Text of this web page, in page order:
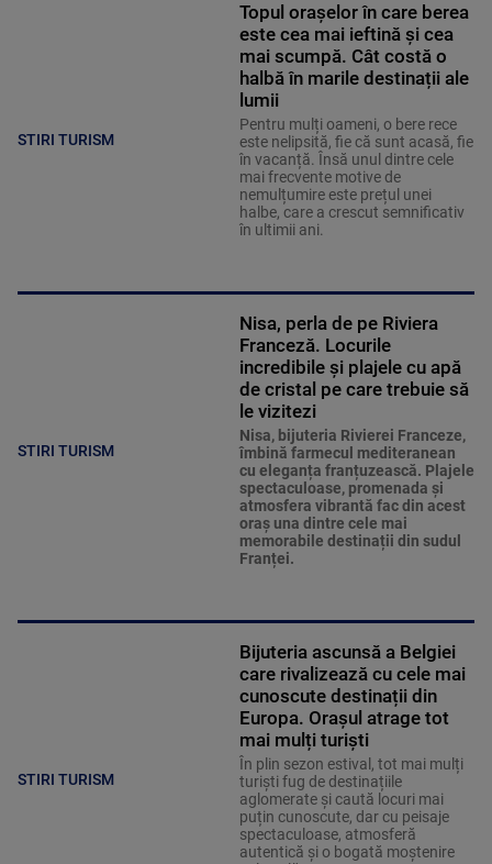
STIRI TURISM
Topul orașelor în care berea
este cea mai ieftină și cea
mai scumpă. Cât costă o
halbă în marile destinații ale
lumii
Pentru mulți oameni, o bere rece
este nelipsită, fie că sunt acasă, fie
în vacanță. Însă unul dintre cele
mai frecvente motive de
nemulțumire este prețul unei
halbe, care a crescut semnificativ
în ultimii ani.
STIRI TURISM
Nisa, perla de pe Riviera
Franceză. Locurile
incredibile și plajele cu apă
de cristal pe care trebuie să
le vizitezi
Nisa, bijuteria Rivierei Franceze,
îmbină farmecul mediteranean
cu eleganța franțuzească. Plajele
spectaculoase, promenada și
atmosfera vibrantă fac din acest
oraș una dintre cele mai
memorabile destinații din sudul
Franței.
STIRI TURISM
Bijuteria ascunsă a Belgiei
care rivalizează cu cele mai
cunoscute destinații din
Europa. Orașul atrage tot
mai mulți turiști
În plin sezon estival, tot mai mulți
turiști fug de destinațiile
aglomerate și caută locuri mai
puțin cunoscute, dar cu peisaje
spectaculoase, atmosferă
autentică și o bogată moștenire